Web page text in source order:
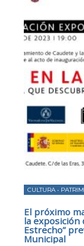
CULTURA •
El próximo
la exposición
Estrecho”
Municipal